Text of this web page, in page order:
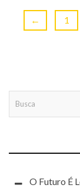
← 1
O Futuro É